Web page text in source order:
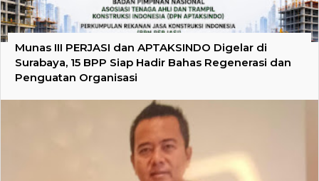
Munas III PERJASI dan APTAKSINDO Digelar di
Surabaya, 15 BPP Siap Hadir Bahas Regenerasi dan
Penguatan Organisasi